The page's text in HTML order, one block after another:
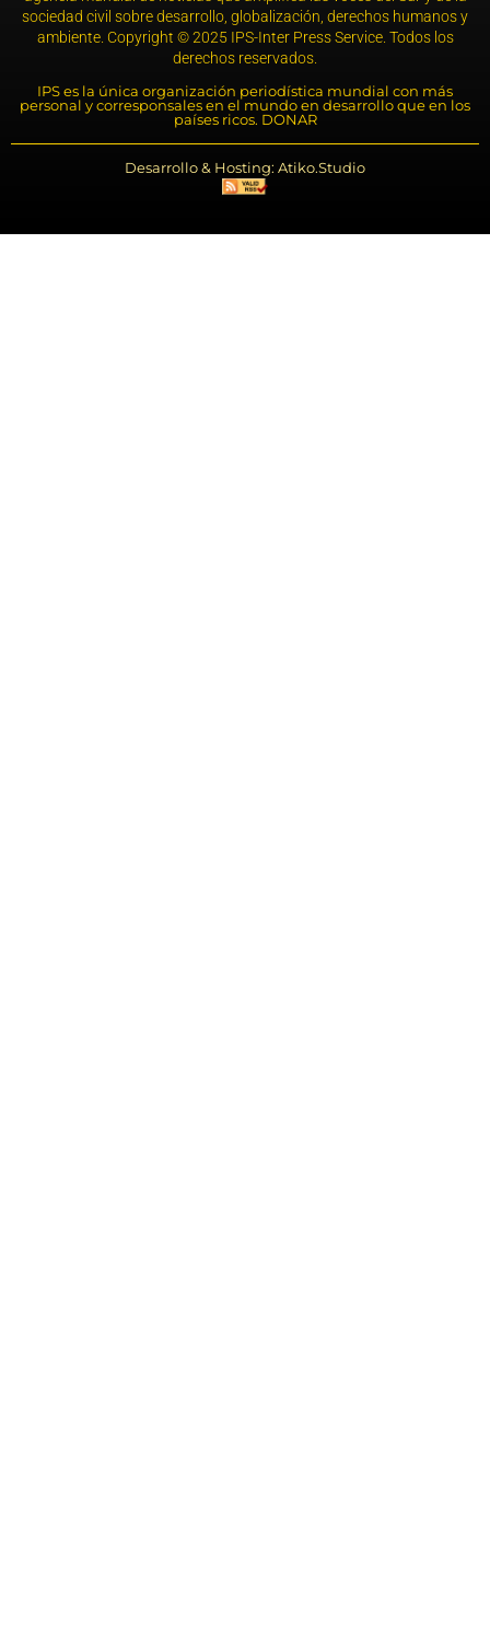
sociedad civil sobre desarrollo, globalización, derechos humanos y
ambiente. Copyright © 2025 IPS-Inter Press Service. Todos los
derechos reservados.
IPS es la única organización periodística mundial con más
personal y corresponsales en el mundo en desarrollo que en los
países ricos. DONAR
Desarrollo & Hosting: Atiko.Studio